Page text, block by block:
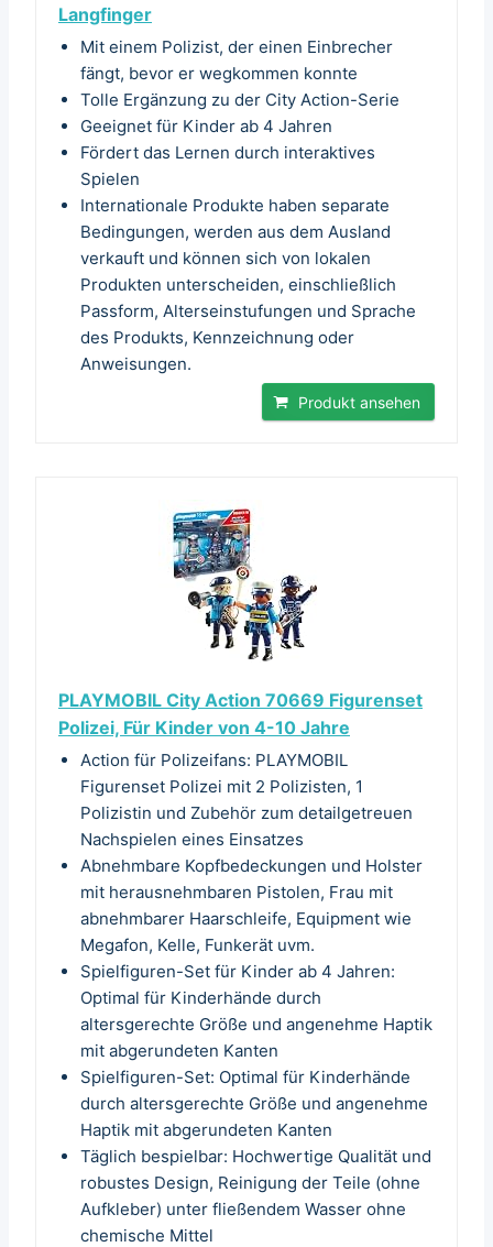
Langfinger
Mit einem Polizist, der einen Einbrecher
fängt, bevor er wegkommen konnte
Tolle Ergänzung zu der City Action-Serie
Geeignet für Kinder ab 4 Jahren
Fördert das Lernen durch interaktives
Spielen
Internationale Produkte haben separate
Bedingungen, werden aus dem Ausland
verkauft und können sich von lokalen
Produkten unterscheiden, einschließlich
Passform, Alterseinstufungen und Sprache
des Produkts, Kennzeichnung oder
Anweisungen.
Produkt ansehen
PLAYMOBIL City Action 70669 Figurenset
Polizei, Für Kinder von 4-10 Jahre
Action für Polizeifans: PLAYMOBIL
Figurenset Polizei mit 2 Polizisten, 1
Polizistin und Zubehör zum detailgetreuen
Nachspielen eines Einsatzes
Abnehmbare Kopfbedeckungen und Holster
mit herausnehmbaren Pistolen, Frau mit
abnehmbarer Haarschleife, Equipment wie
Megafon, Kelle, Funkerät uvm.
Spielfiguren-Set für Kinder ab 4 Jahren:
Optimal für Kinderhände durch
altersgerechte Größe und angenehme Haptik
mit abgerundeten Kanten
Spielfiguren-Set: Optimal für Kinderhände
durch altersgerechte Größe und angenehme
Haptik mit abgerundeten Kanten
Täglich bespielbar: Hochwertige Qualität und
robustes Design, Reinigung der Teile (ohne
Aufkleber) unter fließendem Wasser ohne
chemische Mittel